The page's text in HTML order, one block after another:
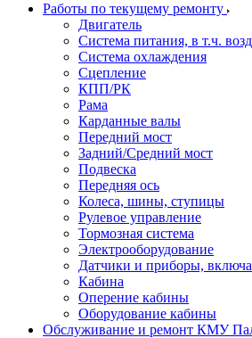
Работы по текущему ремонту
Двигатель
Система питания, в т.ч.
Система охлаждения
Сцепление
КПП/РК
Рама
Карданные валы
Передний мост
Задний/Средний мост
Подвеска
Передняя ось
Колеса, шины, ступицы
Рулевое управление
Тормозная система
Электрооборудование
Датчики и приборы,
Кабина
Оперение кабины
Оборудование кабины
Обслуживание и ремонт КМУ